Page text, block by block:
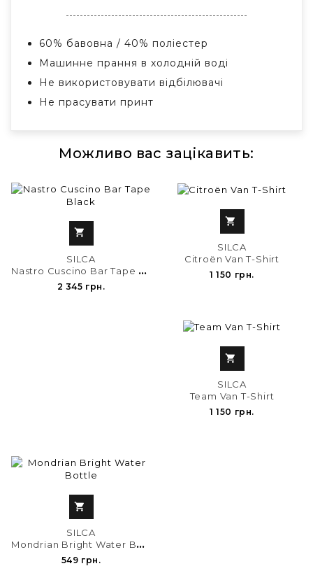
60% бавовна / 40% поліестер
Машинне прання в холодній воді
Не використовувати відбілювачі
Не прасувати принт
Можливо вас зацікавить:

SILCA
N
astro Cuscino Bar Tape Black
2 345 грн.

SILCA
Citroën Van T-Shirt
1 150 грн.

SILCA
Team Van T-Shirt
1 150 грн.

SILCA
M
ondrian Bright Water Bottle
549 грн.